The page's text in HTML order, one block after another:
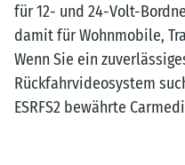
für 12- und 24-Volt-
damit für Wohnmobile,
Wenn Sie ein
Rückfahrvideosystem
ESRFS2 bewährte